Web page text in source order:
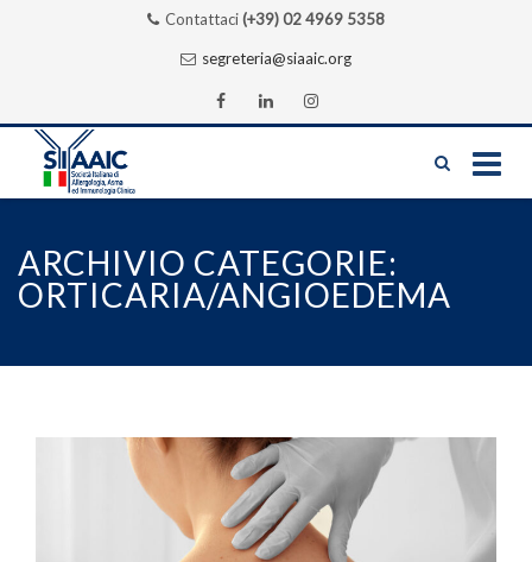
Contattaci(+39) 02 4969 5358
segreteria@siaaic.org
content
ARCHIVIO CATEGORIE:
ORTICARIA/ANGIOEDEMA